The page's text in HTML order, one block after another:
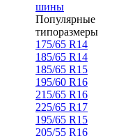
шины
Популярные
типоразмеры
175/65 R14
185/65 R14
185/65 R15
195/60 R16
215/65 R16
225/65 R17
195/65 R15
205/55 R16